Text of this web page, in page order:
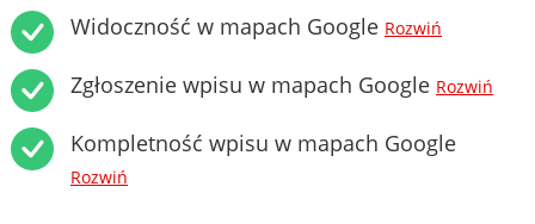
Widoczność w mapach Google Rozwiń
Zgłoszenie wpisu w mapach Google Rozwiń
Kompletność wpisu w mapach Google
Rozwiń